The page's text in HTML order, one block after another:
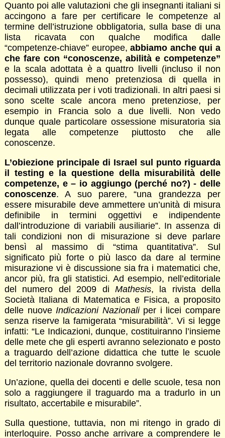
Quanto poi alle valutazioni che gli insegnanti italiani si
accingono a fare per certificare le competenze al
termine dell’istruzione obbligatoria, sulla base di una
lista ricavata con qualche modifica dalle
“competenze-chiave” europee,abbiamo anche qui a
che fare con “conoscenze, abilità e competenze”
e la scala adottata è a quattro livelli (incluso il non
possesso), quindi meno pretenziosa di quella in
decimali utilizzata per i voti tradizionali. In altri paesi si
sono scelte scale ancora meno pretenziose, per
esempio in Francia solo a due livelli. Non vedo
dunque quale particolare ossessione misuratoria sia
legata alle competenze piuttosto che alle
conoscenze.
L’obiezione principale di Israel sul punto riguarda
il testing e la questione della misurabilità delle
competenze, e – io aggiungo (perché no?) - delle
conoscenze. A suo parere, “una grandezza per
essere misurabile deve ammettere un’unità di misura
definibile in termini oggettivi e indipendente
dall’introduzione di variabili ausiliarie”. In assenza di
tali condizioni non di misurazione si deve parlare
bensì al massimo di “stima quantitativa”. Sul
significato più forte o più lasco da dare al termine
misurazione vi è discussione sia fra i matematici che,
ancor più, fra gli statistici. Ad esempio, nell’editoriale
del numero del 2009 di Mathesis, la rivista della
Società Italiana di Matematica e Fisica, a proposito
delle nuove Indicazioni Nazionaliper i licei compare
senza riserve la famigerata “misurabilità”. Vi si legge
infatti: “Le Indicazioni, dunque, costituiranno l’insieme
delle mete che gli esperti avranno selezionato e posto
a traguardo dell’azione didattica che tutte le scuole
del territorio nazionale dovranno svolgere.
Un’azione, quella dei docenti e delle scuole, tesa non
solo a raggiungere il traguardo ma a tradurlo in un
risultato, accertabile e misurabile”.
Sulla questione, tuttavia, non mi ritengo in grado di
interloquire. Posso anche arrivare a comprendere le